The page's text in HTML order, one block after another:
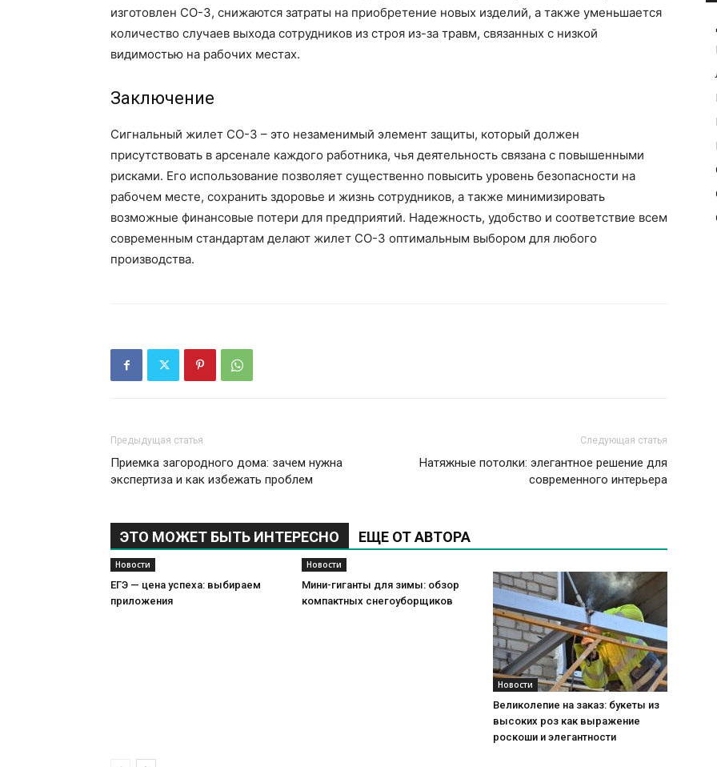
изготовлен СО-3, снижаются затраты на приобретение новых изделий, а также уменьшается
количество случаев выхода сотрудников из строя из-за травм, связанных с низкой
видимостью на рабочих местах.
Заключение
Сигнальный жилет СО-3 – это незаменимый элемент защиты, который должен
присутствовать в арсенале каждого работника, чья деятельность связана с повышенными
рисками. Его использование позволяет существенно повысить уровень безопасности на
рабочем месте, сохранить здоровье и жизнь сотрудников, а также минимизировать
возможные финансовые потери для предприятий. Надежность, удобство и соответствие всем
современным стандартам делают жилет СО-3 оптимальным выбором для любого
производства.
Предыдущая статья
Приемка загородного дома: зачем нужна
экспертиза и как избежать проблем
Следующая статья
Натяжные потолки: элегантное решение для
современного интерьера
ЭТО МОЖЕТ БЫТЬ ИНТЕРЕСНО ЕЩЕ ОТ АВТОРА
Новости
ЕГЭ — цена успеха: выбираем
приложения
Новости
Мини-гиганты для зимы: обзор
компактных снегоуборщиков
Новости
Великолепие на заказ: букеты из
высоких роз как выражение
роскоши и элегантности